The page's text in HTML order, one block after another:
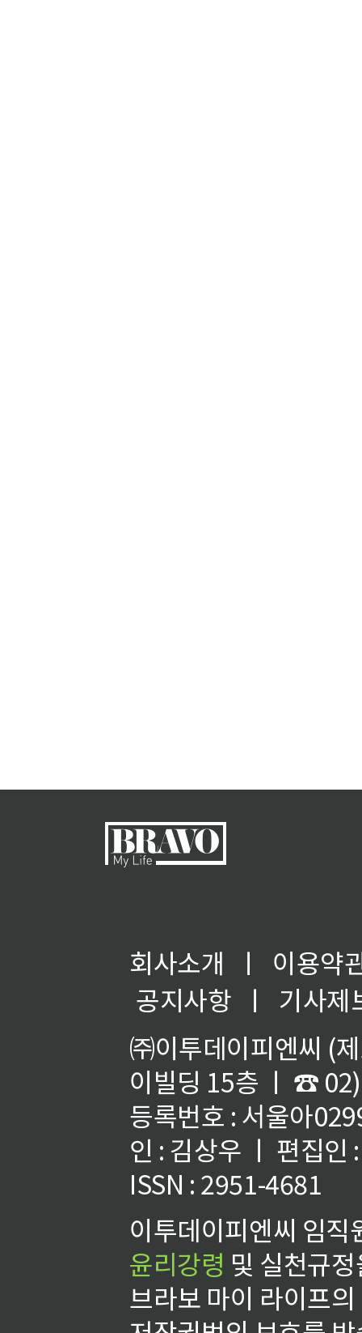
회사소개 ㅣ
이용약
공지사항
ㅣ
기사제
㈜이투데이피엔씨 (
이빌딩 15층 ㅣ ☎
등록번호 : 서울아
인 : 김상우 ㅣ 편집인
ISSN : 2951-4681
이투데이피엔씨 임
윤리강령 및 실천규
브라보 마이 라이프